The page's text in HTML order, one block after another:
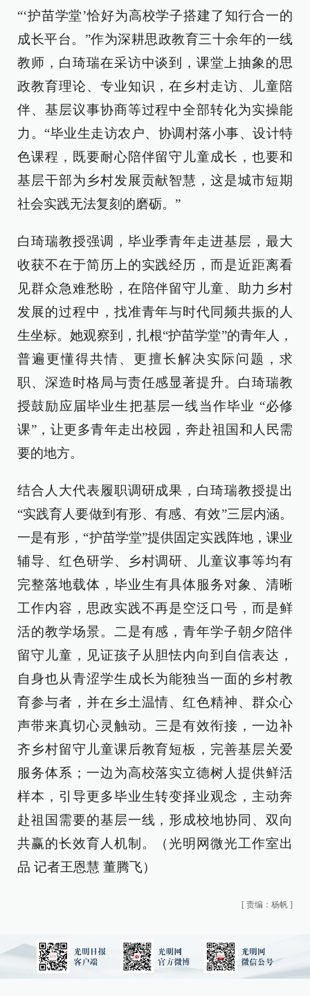
“‘护苗学堂’恰好为高校学子搭建了知行合一的
成长平台。”作为深耕思政教育三十余年的一线
教师，白琦瑞在采访中谈到，课堂上抽象的思
政教育理论、专业知识，在乡村走访、儿童陪
伴、基层议事协商等过程中全部转化为实操能
力。“毕业生走访农户、协调村落小事、设计特
色课程，既要耐心陪伴留守儿童成长，也要和
基层干部为乡村发展贡献智慧，这是城市短期
社会实践无法复刻的磨砺。”
白琦瑞教授强调，毕业季青年走进基层，最大
收获不在于简历上的实践经历，而是近距离看
见群众急难愁盼，在陪伴留守儿童、助力乡村
发展的过程中，找准青年与时代同频共振的人
生坐标。她观察到，扎根“护苗学堂”的青年人，
普遍更懂得共情、更擅长解决实际问题，求
职、深造时格局与责任感显著提升。白琦瑞教
授鼓励应届毕业生把基层一线当作毕业 “必修
课”，让更多青年走出校园，奔赴祖国和人民需
要的地方。
结合人大代表履职调研成果，白琦瑞教授提出
“实践育人要做到有形、有感、有效”三层内涵。
一是有形，“护苗学堂”提供固定实践阵地，课业
辅导、红色研学、乡村调研、儿童议事等均有
完整落地载体，毕业生有具体服务对象、清晰
工作内容，思政实践不再是空泛口号，而是鲜
活的教学场景。二是有感，青年学子朝夕陪伴
留守儿童，见证孩子从胆怯内向到自信表达，
自身也从青涩学生成长为能独当一面的乡村教
育参与者，并在乡土温情、红色精神、群众心
声带来真切心灵触动。三是有效衔接，一边补
齐乡村留守儿童课后教育短板，完善基层关爱
服务体系；一边为高校落实立德树人提供鲜活
样本，引导更多毕业生转变择业观念，主动奔
赴祖国需要的基层一线，形成校地协同、双向
共赢的长效育人机制。（光明网微光工作室出
品 记者王恩慧 董腾飞）
[ 责编：杨帆 ]